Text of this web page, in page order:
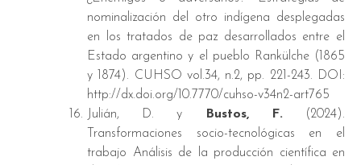
nominalización del otro indígena desplegadas
en los tratados de paz desarrollados entre el
Estado argentino y el pueblo Rankülche (1865
y 1874). CUHSO vol.34, n.2, pp. 221-243. DOI:
http://dx.doi.org/10.7770/cuhso-v34n2-art765
Julián, D. y
Bustos, F. (2024).
Transformaciones socio-tecnológicas en el
trabajo Análisis de la producción científica en